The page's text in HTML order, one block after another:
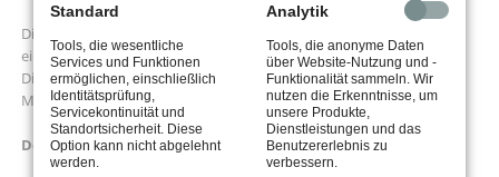
Die bislang vorliegenden Stellungnahmen von Sachverständigen zu
einer Anhörung des Landtags am 23. April seien einGeneralverriss
Die neue Familienministerin Verena Schäffer (Grüne) will an diesem
Mittwoch über den aktuellen Stand zur KiBiz-Reform informieren.
Demo angekündigt: Wird die neue Ministerin einlenken?
Standard
Tools, die wesentliche
Services und Funktionen
ermöglichen, einschließlich
Identitätsprüfung,
Servicekontinuität und
Standortsicherheit. Diese
Option kann nicht abgelehnt
werden.
Analytik
Tools, die anonyme Daten
über Website-Nutzung und -
Funktionalität sammeln. Wir
nutzen die Erkenntnisse, um
unsere Produkte,
Dienstleistungen und das
Benutzererlebnis zu
verbessern.